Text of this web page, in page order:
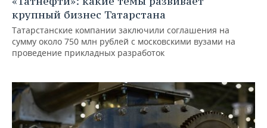
крупный бизнес Татарстана
Татарстанские компании заключили соглашения на
сумму около 750 млн рублей с московскими вузами на
проведение прикладных разработок